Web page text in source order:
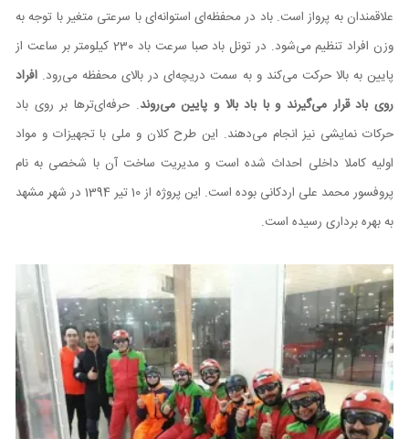
علاقمندان به پرواز است. باد در محفظه‌ای استوانه‌ای با سرعتی متغیر با توجه به
وزن افراد تنظیم می‌شود. در تونل باد صبا سرعت باد 230 کیلومتر بر ساعت از
پایین به بالا حرکت می‌کند و به سمت دریچه‌ای در بالای محفظه می‌رود. افراد
روی باد قرار می‌گیرند و با باد بالا و پایین می‌روند. حرفه‌ای‌ترها بر روی باد
حرکات نمایشی نیز انجام می‌دهند. این طرح کلان و ملی با تجهیزات و مواد
اولیه کاملا داخلی احداث شده است و مدیریت ساخت آن با شخصی به نام
پروفسور محمد علی اردکانی بوده است. این پروژه از 10 تیر 1394 در شهر مشهد
به بهره برداری رسیده است.